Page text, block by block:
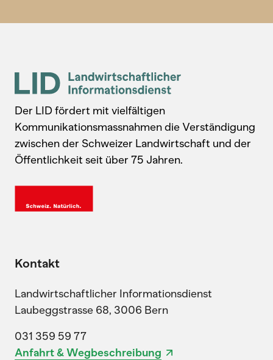
Der LID fördert mit vielfältigen
Kommunikationsmassnahmen die Verständigung
zwischen der Schweizer Landwirtschaft und der
Öffentlichkeit seit über 75 Jahren.
Kontakt
Landwirtschaftlicher Informationsdienst
Laubeggstrasse 68, 3006 Bern
031 359 59 77
Anfahrt & Wegbeschreibung